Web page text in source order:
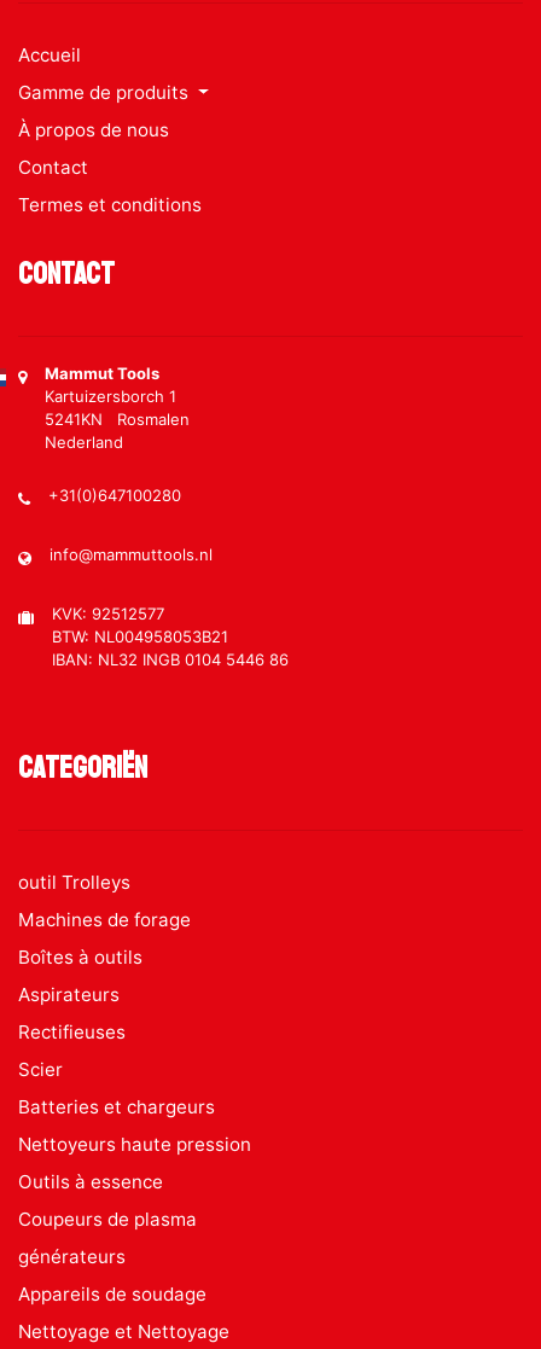
Accueil
Gamme de produits
À propos de nous
Contact
Termes et conditions
Contact
Mammut Tools
Kartuizersborch 1
5241KN Rosmalen
Nederland
+31(0)647100280
info@mammuttools.nl
KVK: 92512577
BTW: NL004958053B21
IBAN: NL32 INGB 0104 5446 86
Categoriën
outil Trolleys
Machines de forage
Boîtes à outils
Aspirateurs
Rectifieuses
Scier
Batteries et chargeurs
Nettoyeurs haute pression
Outils à essence
Coupeurs de plasma
générateurs
Appareils de soudage
Nettoyage et Nettoyage